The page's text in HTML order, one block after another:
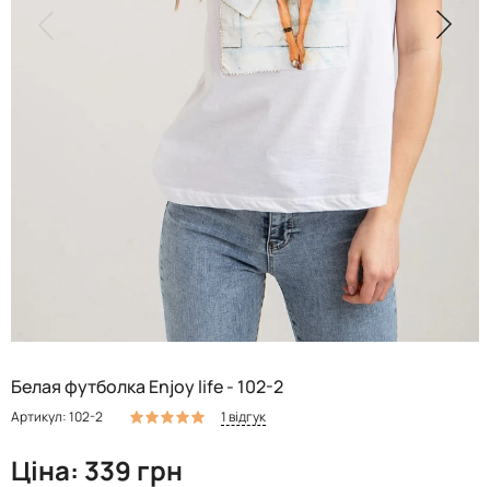
Белая футболка Enjoy life - 102-2
Артикул: 102-2 1 відгук
Ціна: 339 грн